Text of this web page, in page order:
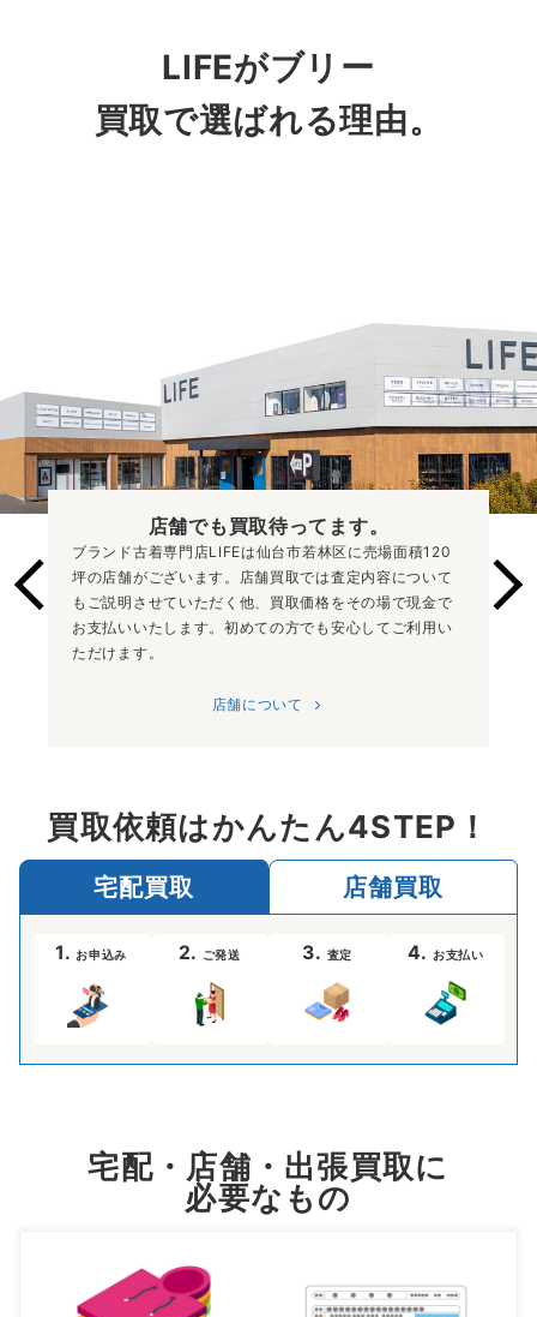
LIFEがブリー
買取で選ばれる理由。
店舗でも買取待ってます。
ブランド古着専門店LIFEは仙台市若林区に売場面積120
坪の店舗がございます。店舗買取では査定内容について
もご説明させていただく他、買取価格をその場で現金で
お支払いいたします。初めての方でも安心してご利用い
ただけます。
店舗について
買取依頼はかんたん4STEP！
宅配買取 店舗買取
1.お申込み 2. ご発送 3. 査定 4. お支払い
宅配・店舗・出張買取に
必要なもの